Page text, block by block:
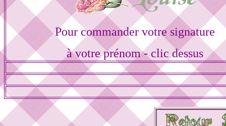
Pour commander votre signature
à votre prénom - clic dessus